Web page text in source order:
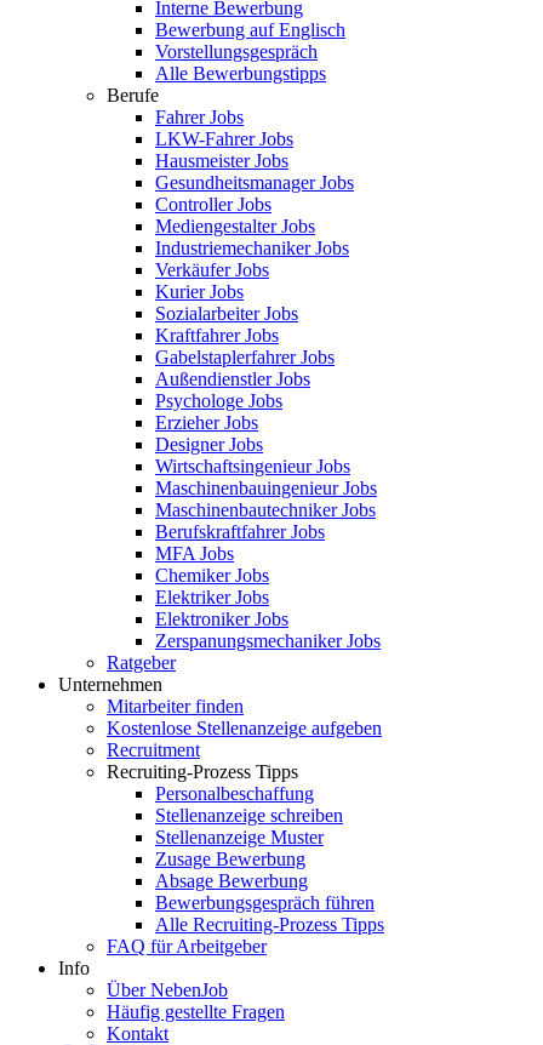
Interne Bewerbung
Bewerbung auf Englisch
Vorstellungsgespräch
Alle Bewerbungstipps
Berufe
Fahrer Jobs
LKW-Fahrer Jobs
Hausmeister Jobs
Gesundheitsmanager Jobs
Controller Jobs
Mediengestalter Jobs
Industriemechaniker Jobs
Verkäufer Jobs
Kurier Jobs
Sozialarbeiter Jobs
Kraftfahrer Jobs
Gabelstaplerfahrer Jobs
Außendienstler Jobs
Psychologe Jobs
Erzieher Jobs
Designer Jobs
Wirtschaftsingenieur Jobs
Maschinenbauingenieur Jobs
Maschinenbautechniker Jobs
Berufskraftfahrer Jobs
MFA Jobs
Chemiker Jobs
Elektriker Jobs
Elektroniker Jobs
Zerspanungsmechaniker Jobs
Ratgeber
Unternehmen
Mitarbeiter finden
Kostenlose Stellenanzeige aufgeben
Recruitment
Recruiting-Prozess Tipps
Personalbeschaffung
Stellenanzeige schreiben
Stellenanzeige Muster
Zusage Bewerbung
Absage Bewerbung
Bewerbungsgespräch führen
Alle Recruiting-Prozess Tipps
FAQ für Arbeitgeber
Info
Über NebenJob
Häufig gestellte Fragen
Kontakt